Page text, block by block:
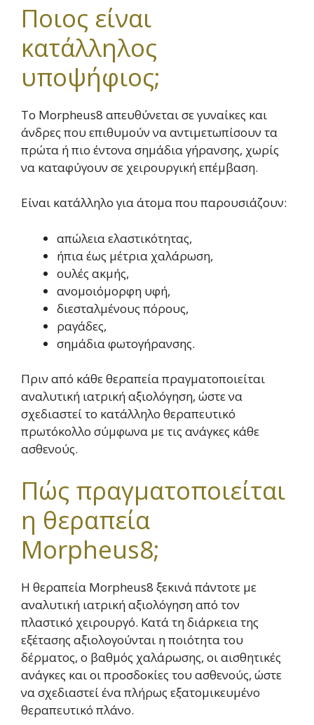
Ποιος είναι
κατάλληλος
υποψήφιος;
Το Morpheus8 απευθύνεται σε γυναίκες και
άνδρες που επιθυμούν να αντιμετωπίσουν τα
πρώτα ή πιο έντονα σημάδια γήρανσης, χωρίς
να καταφύγουν σε χειρουργική επέμβαση.
Είναι κατάλληλο για άτομα που παρουσιάζουν:
απώλεια ελαστικότητας,
ήπια έως μέτρια χαλάρωση,
ουλές ακμής,
ανομοιόμορφη υφή,
διεσταλμένους πόρους,
ραγάδες,
σημάδια φωτογήρανσης.
Πριν από κάθε θεραπεία πραγματοποιείται
αναλυτική ιατρική αξιολόγηση, ώστε να
σχεδιαστεί το κατάλληλο θεραπευτικό
πρωτόκολλο σύμφωνα με τις ανάγκες κάθε
ασθενούς.
Πώς πραγματοποιείται
η θεραπεία
Morpheus8;
Η θεραπεία Morpheus8 ξεκινά πάντοτε με
αναλυτική ιατρική αξιολόγηση από τον
πλαστικό χειρουργό. Κατά τη διάρκεια της
εξέτασης αξιολογούνται η ποιότητα του
δέρματος, ο βαθμός χαλάρωσης, οι αισθητικές
ανάγκες και οι προσδοκίες του ασθενούς, ώστε
να σχεδιαστεί ένα πλήρως εξατομικευμένο
θεραπευτικό πλάνο.